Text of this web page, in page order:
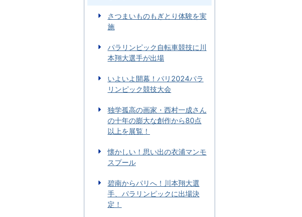
さつまいものもぎとり体験を実
施
パラリンピック自転車競技に川
本翔大選手が出場
いよいよ開幕！パリ2024パラ
リンピック競技大会
独学孤高の画家・西村一成さん
の十年の膨大な創作から80点
以上を展覧！
懐かしい！思い出の衣浦マンモ
スプール
碧南からパリへ！川本翔大選
手、パラリンピックに出場決
定！